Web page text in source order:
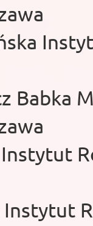
Babka
Instytut